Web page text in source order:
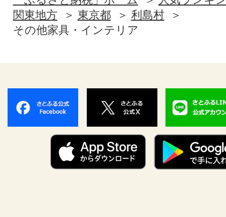
関東地方
東京都
利島村
その他家具・インテリア